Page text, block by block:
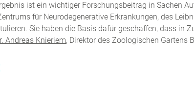
ist ein wichtiger Forschungsbeitrag in Sachen
für Neurodegenerative Erkrankungen, des
Sie haben die Basis dafür geschaffen, dass in
Andreas Knieriem, Direktor des Zoologischen Gartens